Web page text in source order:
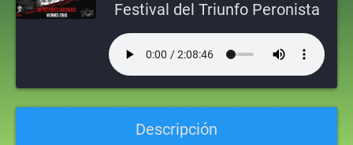
Festival del Triunfo Peronista
Descripción